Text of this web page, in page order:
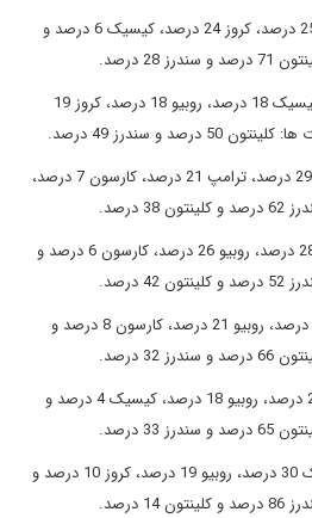
ترامپ 39 درصد، روبیو 25 درصد، کروز 24 درصد، کیسیک 6 درصد و
ترامپ 49 درصد، کیسیک 18 درصد، روبیو 18 درصد، کروز 19
روبیو 37 درصد، کروز 29 درصد، ترامپ 21 درصد، کارسون 7 درصد،
کروز 34 درصد، ترامپ 28 درصد، روبیو 26 درصد، کارسون 6 درصد و
ترامپ 39 درصد، کروز 25 درصد، روبیو 21 درصد، کارسون 8 درصد و
کروز 44 درصد، ترامپ 27 درصد، روبیو 18 درصد، کیسیک 4 درصد و
ترامپ 33 درصد، کیسیک 30 درصد، روبیو 19 درصد، کروز 10 درصد و